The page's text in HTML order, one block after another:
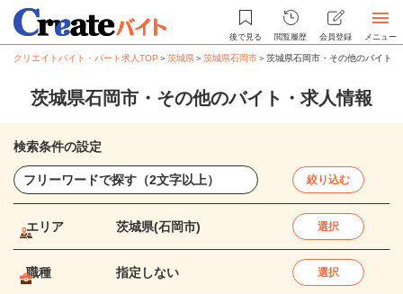
後で見る 閲覧履歴 会員登録 メニュー
クリエイトバイト・パート求人TOP ＞茨城県＞茨城県石岡市＞茨城県石岡市・その他のバイト
茨城県石岡市・その他のバイト・求人情報
検索条件の設定
絞り込む
エリア 茨城県(石岡市) 選択
職種 指定しない 選択